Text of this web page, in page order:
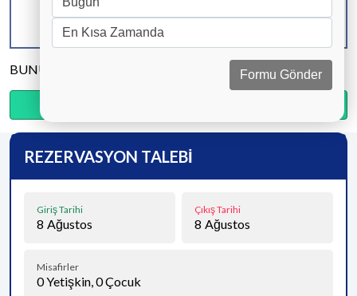
KAPASİTE
8 KİŞİ
BANYO & WC
4 ADET
YATAK ODASI
BUNU PAYLAŞ
REZERVASYON TALEBİ
Giriş Tarihi
8 Ağustos
Çıkış Tarihi
8 Ağustos
Misafirler
0Yetişkin,0Çocuk
Formu Gönder